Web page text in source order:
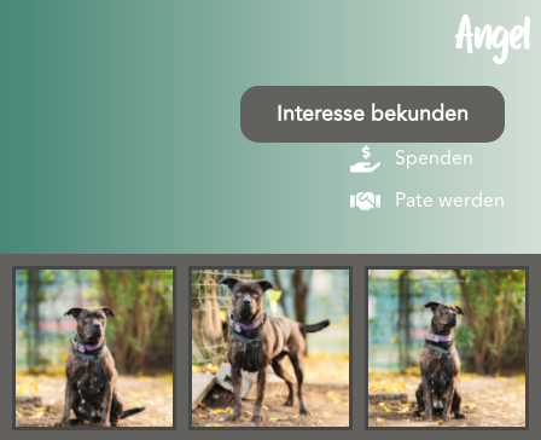
Angel
Interesse bekunden
Spenden
Pate werden